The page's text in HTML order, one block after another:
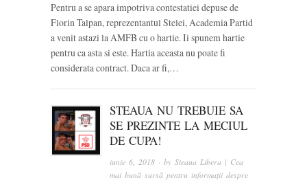
Pentru a se apara impotriva contestatiei depuse de
Florin Talpan, reprezentantul Stelei, Academia Partid
a venit astazi la AMFB cu o hartie. Ii spunem hartie
pentru ca asta si este. Hartia aceasta nu poate fi
considerata contract. Daca ar fi,…
STEAUA NU TREBUIE SA
SE PREZINTE LA MECIUL
DE CUPA!
iunie 6, 2018 · bySteaua Libera | Cea
mai bună sursă pentru informații despre